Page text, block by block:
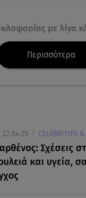
με λίγα
αφαίρεσε
τις βλεφερίδες σου
Περισσότερα
22.04.25 CELEBRITIES
Σχέσεις
και υγεία,